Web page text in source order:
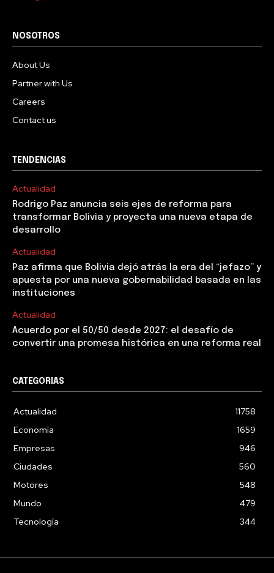
NOSOTROS
About Us
Partner with Us
Careers
Contact us
TENDENCIAS
Actualidad
Rodrigo Paz anuncia seis ejes de reforma para
transformar Bolivia y proyecta una nueva etapa de
desarrollo
Actualidad
Paz afirma que Bolivia dejó atrás la era del “jefazo” y
apuesta por una nueva gobernabilidad basada en las
instituciones
Actualidad
Acuerdo por el 50/50 desde 2027: el desafío de
convertir una promesa histórica en una reforma real
CATEGORIAS
Actualidad
11758
Economía
1659
Empresas
946
Ciudades
560
Motores
548
Mundo
479
Tecnología
344